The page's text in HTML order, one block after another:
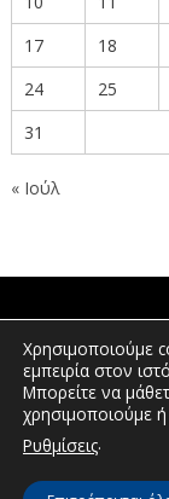
17
18
24
25
31
« Ιούλ
Χρησιμοποιούμε
εμπειρία στον
Μπορείτε να
χρησιμοποιούμε ή
Ρυθμίσεις.